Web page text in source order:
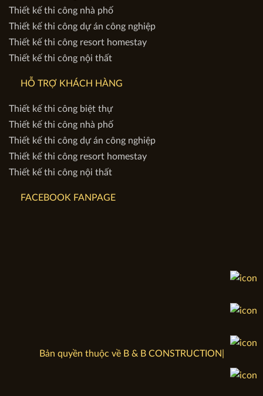
Thiết kế thi công nhà phố
Thiết kế thi công dự án công nghiệp
Thiết kế thi công resort homestay
Thiết kế thi công nội thất
HỖ TRỢ KHÁCH HÀNG
Thiết kế thi công biệt thự
Thiết kế thi công nhà phố
Thiết kế thi công dự án công nghiệp
Thiết kế thi công resort homestay
Thiết kế thi công nội thất
FACEBOOK FANPAGE
Bản quyền thuộc về B & B CONSTRUCTION|